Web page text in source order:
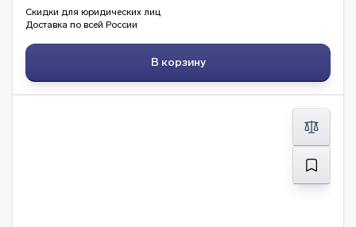
Скидки для юридических лиц
Доставка по всей России
В корзину